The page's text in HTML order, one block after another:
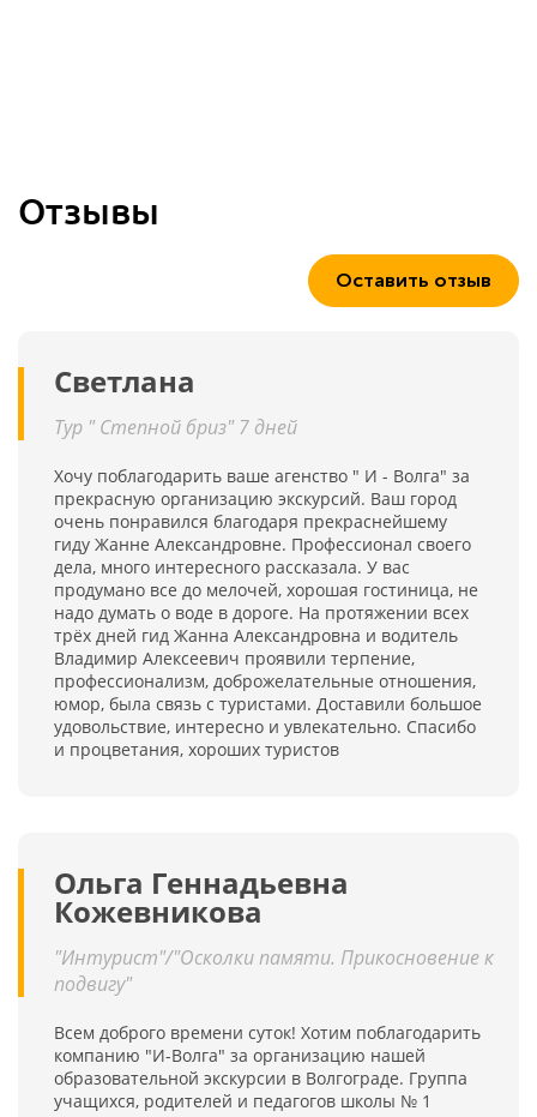
Отзывы
Оставить отзыв
Светлана
Тур " Степной бриз" 7 дней
Хочу поблагодарить ваше агенство " И - Волга" за
прекрасную организацию экскурсий. Ваш город
очень понравился благодаря прекраснейшему
гиду Жанне Александровне. Профессионал своего
дела, много интересного рассказала. У вас
продумано все до мелочей, хорошая гостиница, не
надо думать о воде в дороге. На протяжении всех
трёх дней гид Жанна Александровна и водитель
Владимир Алексеевич проявили терпение,
профессионализм, доброжелательные отношения,
юмор, была связь с туристами. Доставили большое
удовольствие, интересно и увлекательно. Спасибо
и процветания, хороших туристов
Ольга Геннадьевна
Кожевникова
"Интурист"/"Осколки памяти. Прикосновение к
подвигу"
Всем доброго времени суток! Хотим поблагодарить
компанию "И-Волга" за организацию нашей
образовательной экскурсии в Волгограде. Группа
учащихся, родителей и педагогов школы № 1